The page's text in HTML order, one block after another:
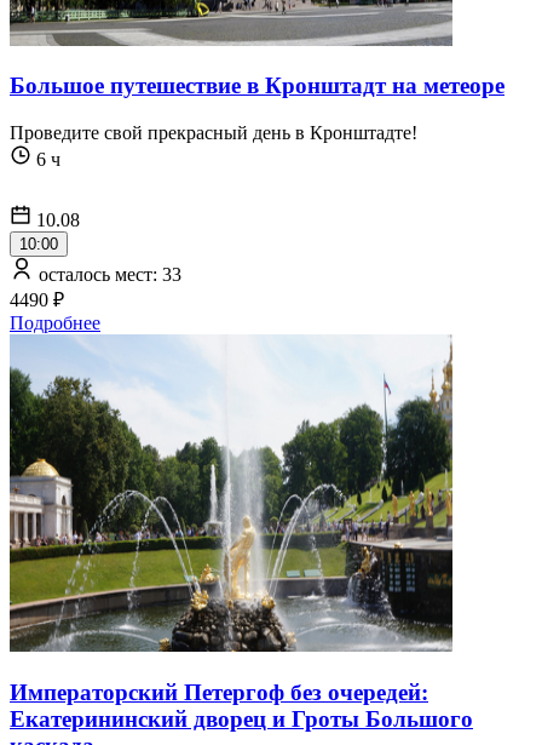
Большое путешествие в Кронштадт на метеоре
Проведите свой прекрасный день в Кронштадте!
6 ч
10.08
10:00
осталось мест: 33
4490 ₽
Подробнее
Императорский Петергоф без очередей:
Екатерининский дворец и Гроты Большого